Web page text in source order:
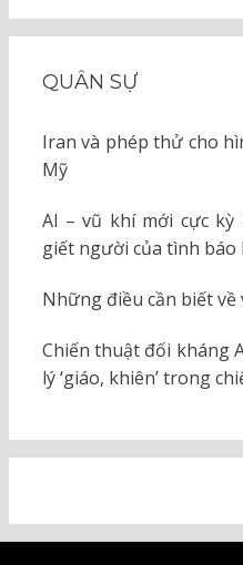
QUÂN SỰ
Iran và phép thử cho
Mỹ
AI – vũ khí mới cực
giết người của tình báo
Những điều cần biết
Chiến thuật đối kháng
lý ‘giáo, khiên’ trong